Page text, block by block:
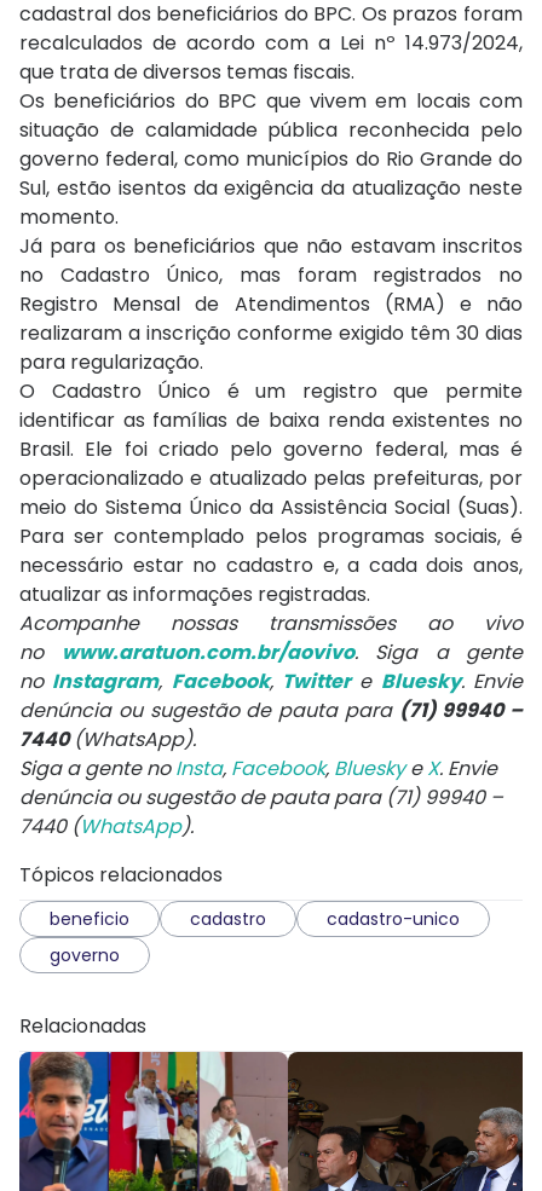
cadastral dos beneficiários do BPC. Os prazos foram
recalculados de acordo com a Lei nº 14.973/2024,
que trata de diversos temas fiscais.
Os beneficiários do BPC que vivem em locais com
situação de calamidade pública reconhecida pelo
governo federal, como municípios do Rio Grande do
Sul, estão isentos da exigência da atualização neste
momento.
Já para os beneficiários que não estavam inscritos
no Cadastro Único, mas foram registrados no
Registro Mensal de Atendimentos (RMA) e não
realizaram a inscrição conforme exigido têm 30 dias
para regularização.
O Cadastro Único é um registro que permite
identificar as famílias de baixa renda existentes no
Brasil. Ele foi criado pelo governo federal, mas é
operacionalizado e atualizado pelas prefeituras, por
meio do Sistema Único da Assistência Social (Suas).
Para ser contemplado pelos programas sociais, é
necessário estar no cadastro e, a cada dois anos,
atualizar as informações registradas.
Acompanhe nossas transmissões ao vivo
no
www.aratuon.com.br/aovivo. Siga a gente
no Instagram, Facebook, Twittere Bluesky. Envie
denúncia ou sugestão de pauta para (71) 99940 –
7440(WhatsApp).
Siga a gente noInsta, Facebook, BlueskyeX. Envie
denúncia ou sugestão de pauta para (71) 99940 –
7440 (WhatsApp).
Tópicos relacionados
beneficio cadastro
cadastro-unico
governo
Relacionadas